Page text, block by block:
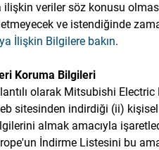
ilişkin veriler söz konusu
ve istendiğinde
İlişkin Bilgilere bakın.
Koruma Bilgileri
olarak Mitsubishi
sitesinden indirdiği (ii)
almak amacıyla
İndirme Listesini bu